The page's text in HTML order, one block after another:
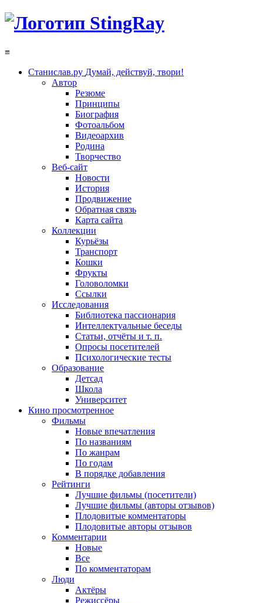
≡
Станислав.ру Думай, действуй, твори!
Автор
Резюме
Принципы
Биография
Фотоальбом
Видеоархив
Родина
Творчество
Веб-сайт
Новости
История
Продвижение
Обратная связь
Карта сайта
Коллекции
Курьёзы
Транспорт
Кошки
Фрукты
Головоломки
Ссылки
Исследования
Библиотека пассионария
Интеллектуальные беседы
Статьи, отчёты и т. п.
Опросы посетителей
Психологические тесты
Образование
Детсад
Школа
Университет
Кино просмотренное
Фильмы
Новые впечатления
По названиям
По жанрам
По годам
В порядке добавления
Рейтинги
Лучшие фильмы (посетители)
Лучшие фильмы (авторы отзывов)
Плодовитые комментаторы
Плодовитые авторы отзывов
Комментарии
Новые
Все
По комментаторам
Люди
Актёры
Режиссёры